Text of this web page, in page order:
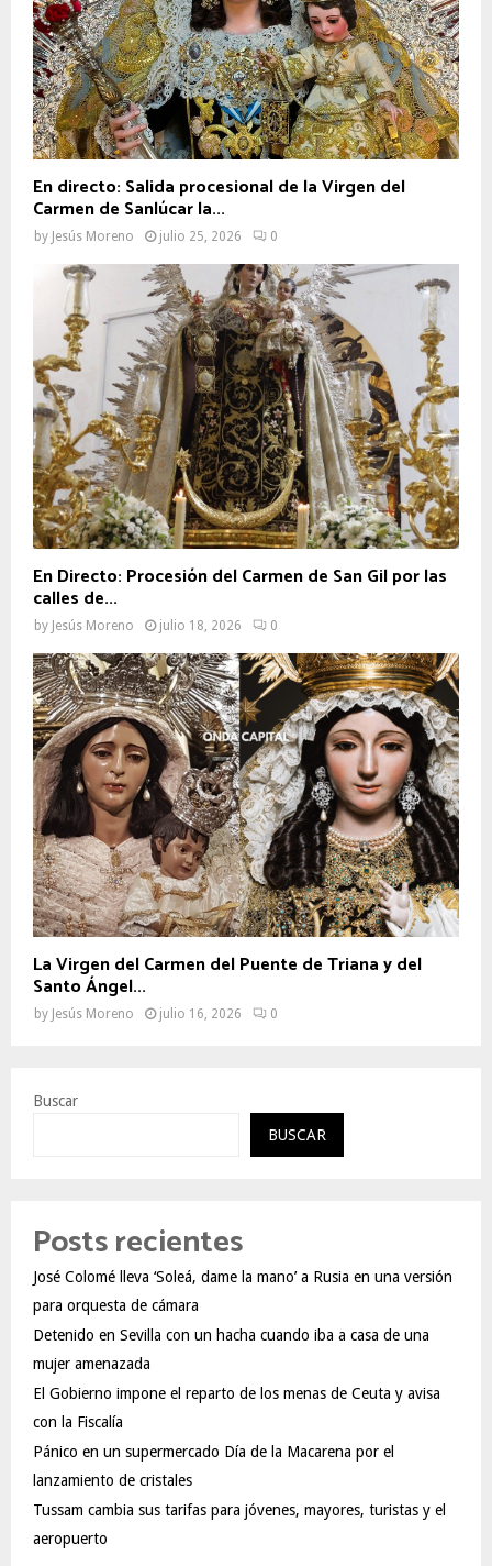
En directo: Salida procesional de la Virgen del
Carmen de Sanlúcar la...
by Jesús Moreno julio 25, 2026 0
En Directo: Procesión del Carmen de San Gil por las
calles de...
by Jesús Moreno julio 18, 2026 0
La Virgen del Carmen del Puente de Triana y del
Santo Ángel...
by Jesús Moreno julio 16, 2026 0
Buscar
BUSCAR
Posts recientes
José Colomé lleva ‘Soleá, dame la mano’ a Rusia en una versión
para orquesta de cámara
Detenido en Sevilla con un hacha cuando iba a casa de una
mujer amenazada
El Gobierno impone el reparto de los menas de Ceuta y avisa
con la Fiscalía
Pánico en un supermercado Día de la Macarena por el
lanzamiento de cristales
Tussam cambia sus tarifas para jóvenes, mayores, turistas y el
aeropuerto